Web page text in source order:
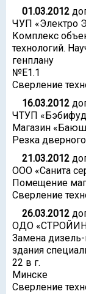
01.03.2012
ЧУП «Электро
Комплекс
технологий.
генплану
№Е1.1
Сверление
16.03.2012
ЧТУП
Магазин
Резка
21.03.2012
ООО «Санита
Помещение
Сверление
26.03.2012
ОДО
Замена
здания
22 в г.
Минске
Сверление